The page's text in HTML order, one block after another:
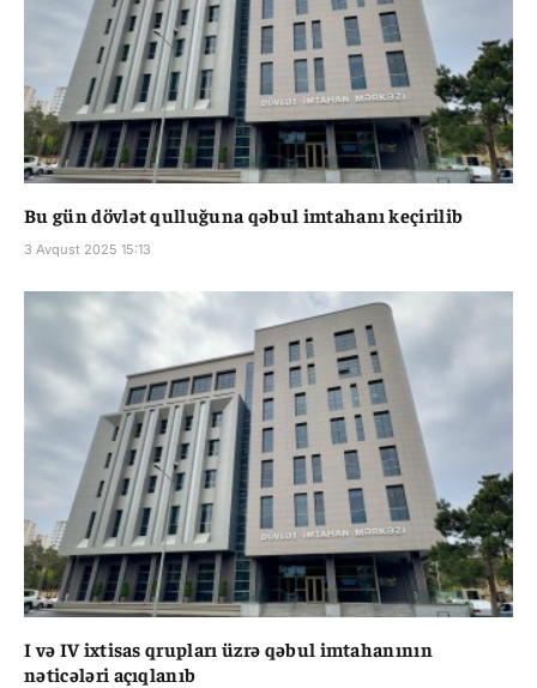
Bu gün dövlət qulluğuna qəbul imtahanı keçirilib
3 Avqust 2025 15:13
I və IV ixtisas qrupları üzrə qəbul imtahanının
nəticələri açıqlanıb